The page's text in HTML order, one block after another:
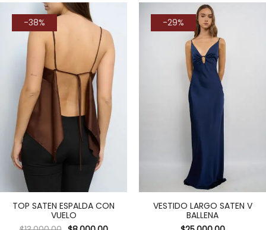
-38%
TOP SATEN ESPALDA CON
VUELO
-29%
VESTIDO LARGO SATEN V
BALLENA